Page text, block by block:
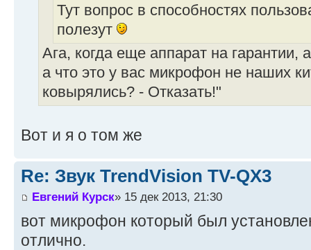
Тут вопрос в способностях
полезут
Ага, когда еще аппарат на гарантии,
а что это у вас микрофон не наших
ковырялись? - Отказать!"
Вот и я о том же
Re: Звук TrendVision TV-QX3
Евгений Курск» 15 дек 2013, 21:30
вот микрофон который был
отлично.